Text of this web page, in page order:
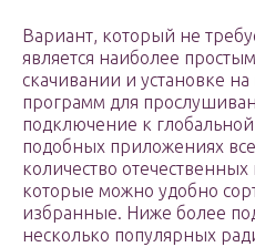
Вариант, который не
является наиболее
скачивании и установке
программ для
подключение к глобальной
подобных приложениях
количество
которые можно удобно
избранные. Ниже более
несколько популярных